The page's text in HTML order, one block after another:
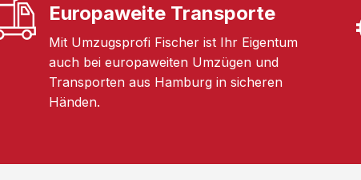
Europaweite Transporte
Mit Umzugsprofi Fischer ist Ihr Eigentum
auch bei europaweiten Umzügen und
Transporten aus Hamburg in sicheren
Händen.